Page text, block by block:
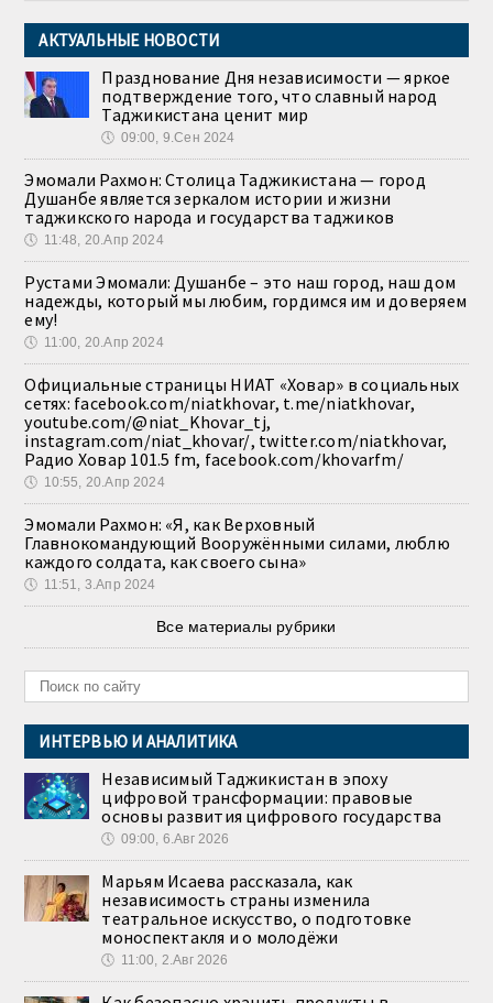
АКТУАЛЬНЫЕ НОВОСТИ
Празднование Дня независимости — яркое
подтверждение того, что славный народ
Таджикистана ценит мир
🕔 09:00, 9.Сен 2024
Эмомали Рахмон: Столица Таджикистана — город
Душанбе является зеркалом истории и жизни
таджикского народа и государства таджиков
🕔 11:48, 20.Апр 2024
Рустами Эмомали: Душанбе – это наш город, наш дом
надежды, который мы любим, гордимся им и доверяем
ему!
🕔 11:00, 20.Апр 2024
Официальные страницы НИАТ «Ховар» в социальных
сетях: facebook.com/niatkhovar, t.me/niatkhovar,
youtube.com/@niat_Khovar_tj,
instagram.com/niat_khovar/, twitter.com/niatkhovar,
Радио Ховар 101.5 fm, facebook.com/khovarfm/
🕔 10:55, 20.Апр 2024
Эмомали Рахмон: «Я, как Верховный
Главнокомандующий Вооружёнными силами, люблю
каждого солдата, как своего сына»
🕔 11:51, 3.Апр 2024
Все материалы рубрики
ИНТЕРВЬЮ И АНАЛИТИКА
Независимый Таджикистан в эпоху
цифровой трансформации: правовые
основы развития цифрового государства
🕔 09:00, 6.Авг 2026
Марьям Исаева рассказала, как
независимость страны изменила
театральное искусство, о подготовке
моноспектакля и о молодёжи
🕔 11:00, 2.Авг 2026